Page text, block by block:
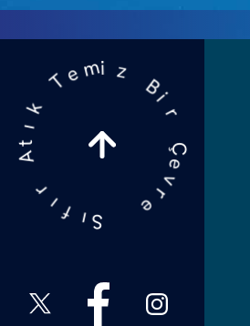
f
ı
r
A
ı
T
e
m
i z B
r
Ç
v
r
e